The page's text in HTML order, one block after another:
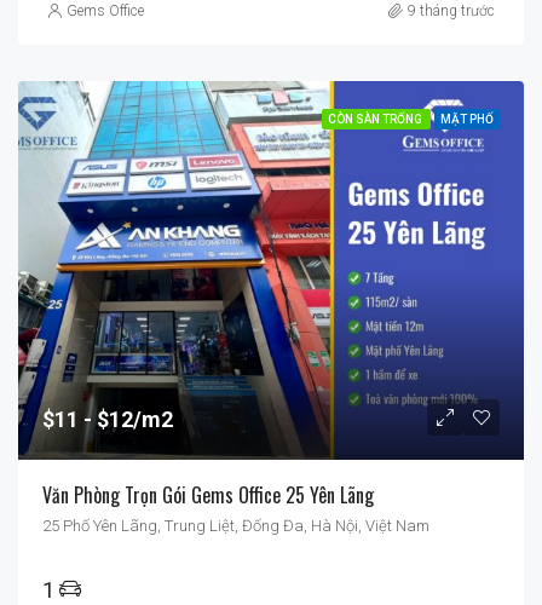
Gems Office 9 tháng trước
CÒN SÀN TRỐNG MẶT PHỐ
$11 $12/m2
Văn Phòng Trọn Gói Gems Office 25 Yên Lãng
25 Phố Yên Lãng, Trung Liệt, Đống Đa, Hà Nội, Việt Nam
1